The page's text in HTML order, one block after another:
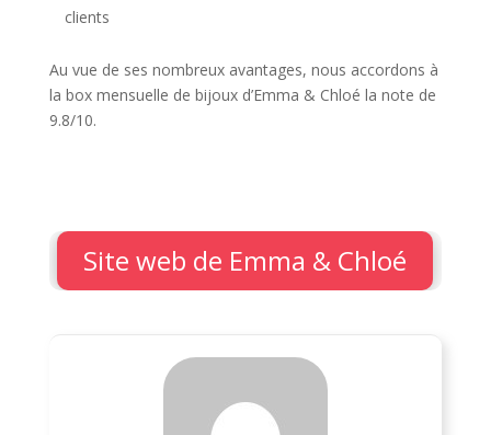
clients
Au vue de ses nombreux avantages, nous accordons à
la box mensuelle de bijoux d’Emma & Chloé la note de
9.8/10.
Site web de Emma & Chloé